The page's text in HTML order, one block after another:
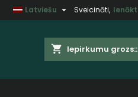
Sveicināti, Ienākt
Latviešu 
shopping_cart Iepirkumu grozs::